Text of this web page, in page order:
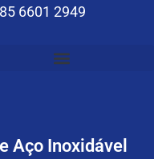
6601 2949
Aço Inoxidável